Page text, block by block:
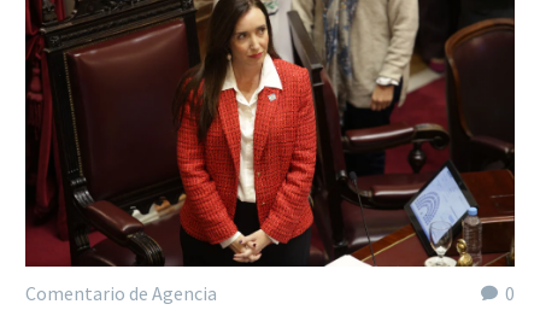
0
Comentario de Agencia